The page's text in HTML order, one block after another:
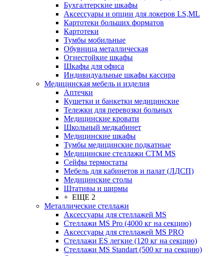
Бухгалтерские шкафы
Аксессуары и опции для локеров LS,ML
Картотеки больших форматов
Картотеки
Тумбы мобильные
Обувница металлическая
Огнестойкие шкафы
Шкафы для офиса
Индивидуальные шкафы кассира
Медицинская мебель и изделия
Аптечки
Кушетки и банкетки медицинские
Тележки для перевозки больных
Медицинские кровати
Школьный медкабинет
Медицинские шкафы
Тумбы медицинские подкатные
Медицинские стеллажи CTM MS
Сейфы термостаты
Мебель для кабинетов и палат (ЛДСП)
Медицинские столы
Штативы и ширмы
+ ЕЩЕ 2
Металлические стеллажи
Аксессуары для стеллажей MS
Стеллажи MS Pro (4000 кг на секцию)
Аксессуары для стеллажей MS PRO
Стеллажи ES легкие (120 кг на секцию)
Стеллажи MS Standart (500 кг на секцию)